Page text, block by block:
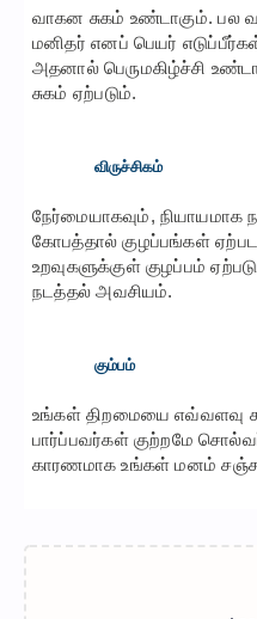
வாகன சுகம் உண்டாகும். பல
மனிதர் எனப் பெயர்
அதனால் பெருமகிழ்ச்சி
சுகம் ஏற்படும்.
விருச்சிகம்
நேர்மையாகவும், நியாயமாக
கோபத்தால் குழப்பங்கள்
உறவுகளுக்குள் குழப்பம்
நடத்தல் அவசியம்.
கும்பம்
உங்கள் திறமையை எவ்வளவு
பார்ப்பவர்கள் குற்றமே
காரணமாக உங்கள் மனம்